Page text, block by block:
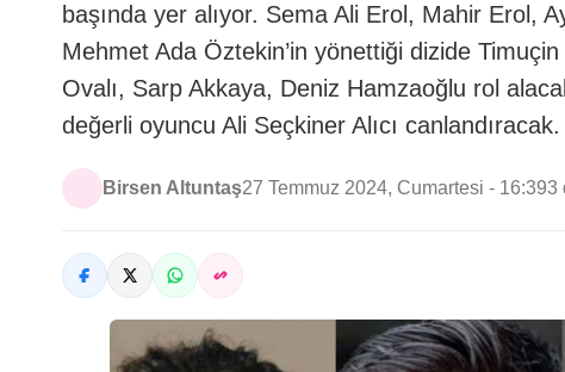
başında yer alıyor. Sema Ali Erol, Mahir Erol,
Mehmet Ada Öztekin’in yönettiği dizide
Ovalı, Sarp Akkaya, Deniz Hamzaoğlu rol
değerli oyuncu Ali Seçkiner Alıcı
Birsen Altuntaş27 Temmuz 2024, Cumartesi - 16:393